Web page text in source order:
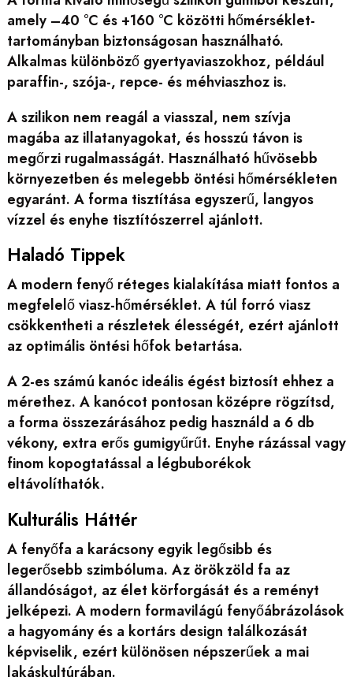
amely –40 °C és +160 °C közötti hőmérséklet-
tartományban biztonságosan használható.
Alkalmas különböző gyertyaviaszokhoz, például
paraffin-, szója-, repce- és méhviaszhoz is.
A szilikon nem reagál a viasszal, nem szívja
magába az illatanyagokat, és hosszú távon is
megőrzi rugalmasságát. Használható hűvösebb
környezetben és melegebb öntési hőmérsékleten
egyaránt. A forma tisztítása egyszerű, langyos
vízzel és enyhe tisztítószerrel ajánlott.
Haladó Tippek
A modern fenyő réteges kialakítása miatt fontos a
megfelelő viasz-hőmérséklet. A túl forró viasz
csökkentheti a részletek élességét, ezért ajánlott
az optimális öntési hőfok betartása.
A 2-es számú kanóc ideális égést biztosít ehhez a
mérethez. A kanócot pontosan középre rögzítsd,
a forma összezárásához pedig használd a 6 db
vékony, extra erős gumigyűrűt. Enyhe rázással vagy
finom kopogtatással a légbuborékok
eltávolíthatók.
Kulturális Háttér
A fenyőfa a karácsony egyik legősibb és
legerősebb szimbóluma. Az örökzöld fa az
állandóságot, az élet körforgását és a reményt
jelképezi. A modern formavilágú fenyőábrázolások
a hagyomány és a kortárs design találkozását
képviselik, ezért különösen népszerűek a mai
lakáskultúrában.